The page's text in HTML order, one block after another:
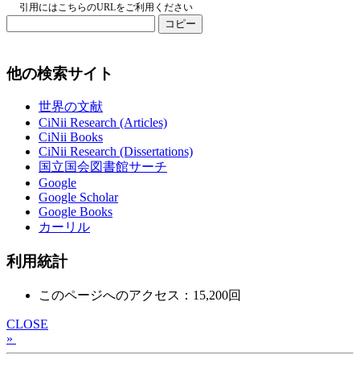
引用にはこちらのURLをご利用ください
コピー
他の検索サイト
世界の文献
CiNii Research (Articles)
CiNii Books
CiNii Research (Dissertations)
国立国会図書館サーチ
Google
Google Scholar
Google Books
カーリル
利用統計
このページへのアクセス：15,200回
CLOSE
»